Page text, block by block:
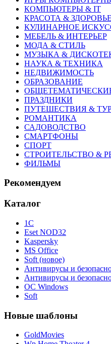
КОМПЬЮТЕРЫ & IT
КРАСОТА & ЗДОРОВЬЕ
КУЛИНАРНОЕ
МЕБЕЛЬ & ИНТЕРЬЕР
МОДА & СТИЛЬ
МУЗЫКА &
НАУКА & ТЕХНИКА
НЕДВИЖИМОСТЬ
ОБРАЗОВАНИЕ
ПРАЗДНИКИ
ПУТЕШЕСТВИЯ &
РОМАНТИКА
САДОВОДСТВО
СМАРТФОНЫ
СПОРТ
СТРОИТЕЛЬСТВО &
ФИЛЬМЫ
Рекомендуем
Каталог
1С
Eset NOD32
Kaspersky
MS Office
Soft (новое)
Антивирусы и
Антивирусы и
ОС Windows
Soft
Новые шаблоны
GoldMovies